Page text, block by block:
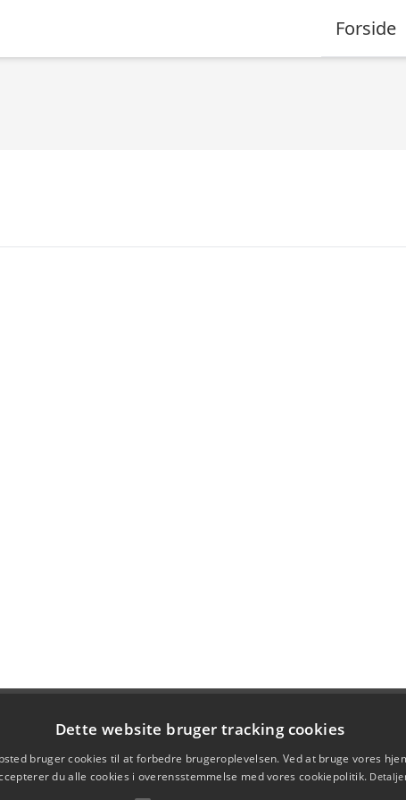
Forside
Dette website bruger tracking cookies
bruger cookies til at forbedre brugeroplevelsen. Ved at bruge vores
du alle cookies i overensstemmelse med vores cookiepolitik.